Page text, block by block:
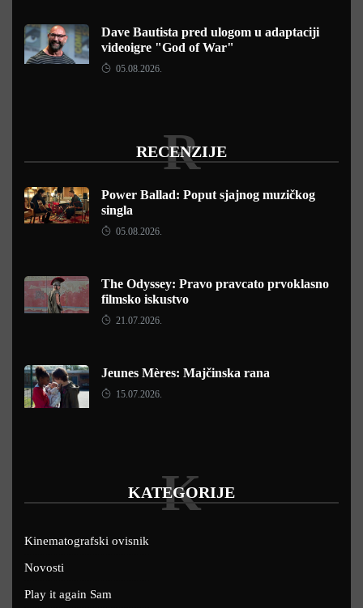
Dave Bautista pred ulogom u adaptaciji
videoigre "God of War"
05.08.2026.
RECENZIJE
R
Power Ballad: Poput sjajnog muzičkog
singla
05.08.2026.
The Odyssey: Pravo pravcato prvoklasno
filmsko iskustvo
21.07.2026.
Jeunes Mères: Majčinska rana
15.07.2026.
KATEGORIJE
K
Kinematografski ovisnik
Novosti
Play it again Sam